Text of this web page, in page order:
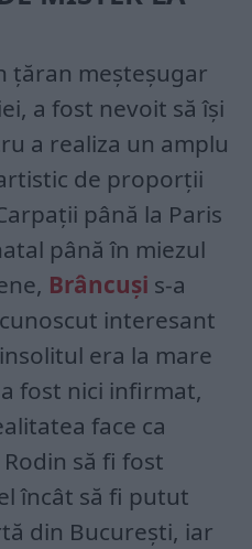
țăran meșteșugar
a fost nevoit să își
a realiza un amplu
de proporții
până la Paris
până în miezul
Brâncuși s-a
interesant
era la mare
fost nici infirmat,
face ca
să fi fost
încât să fi putut
din București, iar